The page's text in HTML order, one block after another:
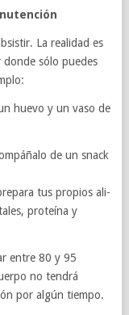
La real­i­dad es
sólo puedes
huevo y un vaso de
de un snack
tus pro­pios ali­
pro­teína y
entre 80 y 95
no ten­drá
por algún tiempo.